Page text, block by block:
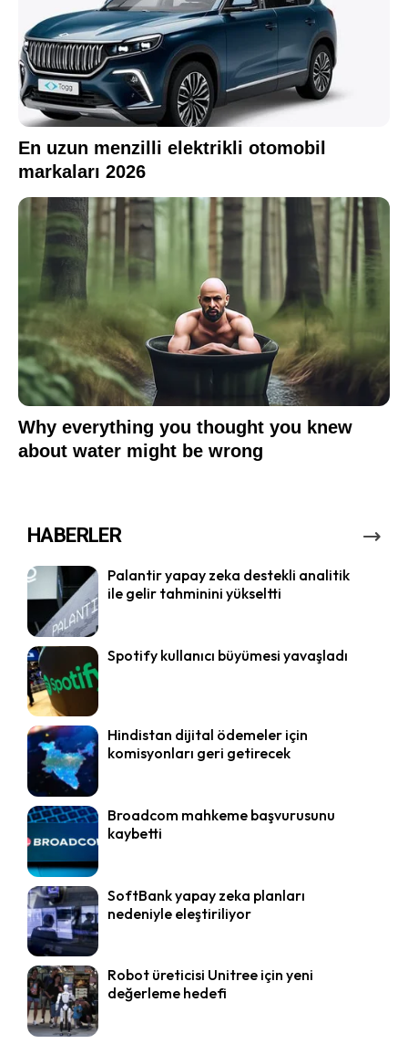
HABERLER
Palantir yapay zeka destekli analitik
ile gelir tahminini yükseltti
Spotify kullanıcı büyümesi yavaşladı
Hindistan dijital ödemeler için
komisyonları geri getirecek
Broadcom mahkeme başvurusunu
kaybetti
SoftBank yapay zeka planları
nedeniyle eleştiriliyor
Robot üreticisi Unitree için yeni
değerleme hedefi